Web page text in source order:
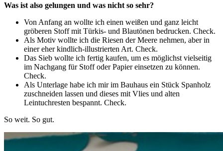
Was ist also gelungen und was nicht so sehr?
Von Anfang an wollte ich einen weißen und ganz leicht
gröberen Stoff mit Türkis- und Blautönen bedrucken. Check.
Als Motiv wollte ich die Riesen der Meere nehmen, aber in
einer eher kindlich-illustrierten Art. Check.
Das Sieb wollte ich fertig kaufen, um es möglichst vielseitig
im Nachgang für Stoff oder Papier einsetzen zu können.
Check.
Als Unterlage habe ich mir im Bauhaus ein Stück Spanholz
zuschneiden lassen und dieses mit Vlies und alten
Leintuchresten bespannt. Check.
So weit. So gut.